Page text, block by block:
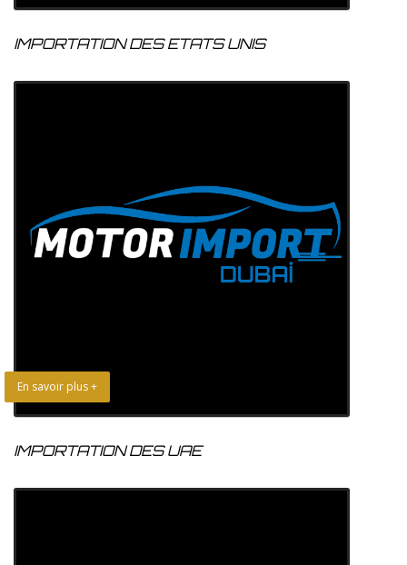
IMPORTATION DES ETATS UNIS
En savoir plus +
IMPORTATION DES UAE